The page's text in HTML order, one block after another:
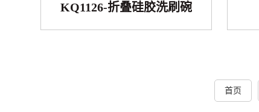
KQ1126-折叠硅胶洗刷碗
首页